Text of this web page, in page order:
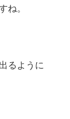
ね。
るように